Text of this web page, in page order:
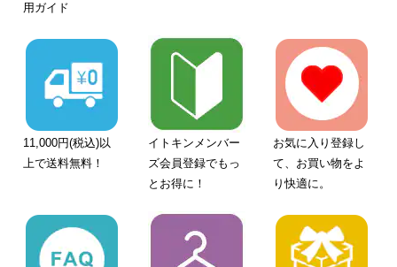
用ガイド
11,000円(税込)以
上で送料無料！
イトキンメンバー
ズ会員登録でもっ
とお得に！
お気に入り登録し
て、お買い物をよ
り快適に。